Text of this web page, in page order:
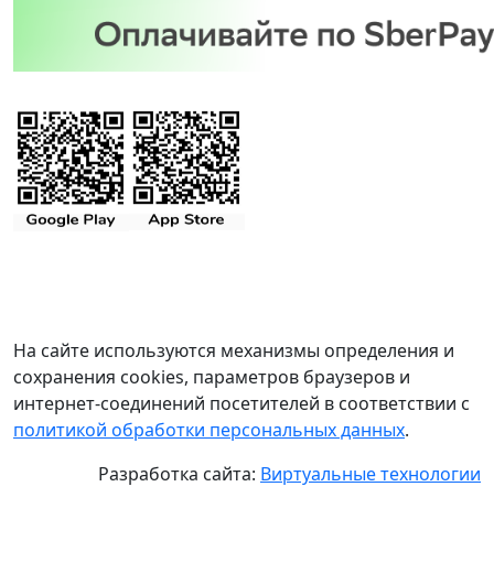
На сайте используются механизмы определения и
сохранения cookies, параметров браузеров и
интернет-соединений посетителей в соответствии с
политикой обработки персональных данных.
Разработка сайта: Виртуальные технологии